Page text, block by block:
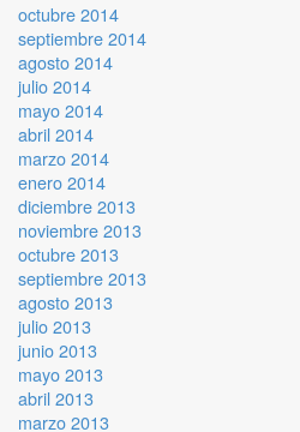
octubre 2014
septiembre 2014
agosto 2014
julio 2014
mayo 2014
abril 2014
marzo 2014
enero 2014
diciembre 2013
noviembre 2013
octubre 2013
septiembre 2013
agosto 2013
julio 2013
junio 2013
mayo 2013
abril 2013
marzo 2013